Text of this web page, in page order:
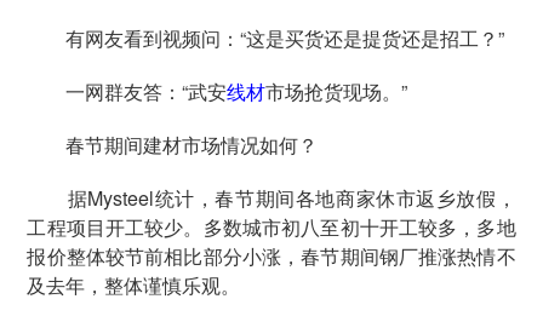
有网友看到视频问：“这是买货还是提货还是招工？”
一网群友答：“武安线材市场抢货现场。”
春节期间建材市场情况如何？
据Mysteel统计，春节期间各地商家休市返乡放假，
工程项目开工较少。多数城市初八至初十开工较多，多地
报价整体较节前相比部分小涨，春节期间钢厂推涨热情不
及去年，整体谨慎乐观。